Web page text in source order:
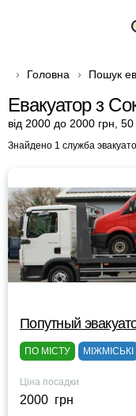
Головна Пошук
Евакуатор з
від 2000 до 2000 грн 50
Знайдено 1 служба
Попутный
ПО МІСТУ МІЖМІСЬКІ
Ціна посадки
2000 грн